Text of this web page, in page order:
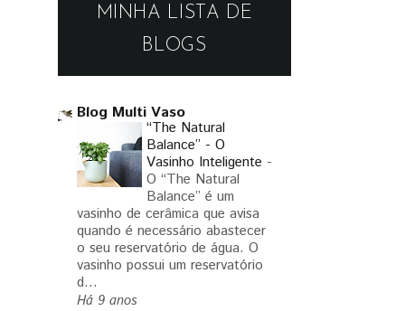
MINHA LISTA DE
BLOGS
Blog Multi Vaso
“The Natural
Balance” - O
Vasinho Inteligente -
O “The Natural
Balance” é um
vasinho de cerâmica que avisa
quando é necessário abastecer
o seu reservatório de água. O
vasinho possui um reservatório
d...
Há 9 anos